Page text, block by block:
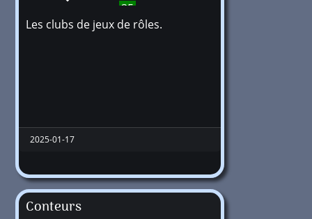
35
Les clubs de jeux de rôles.
2025-01-17
Conteurs